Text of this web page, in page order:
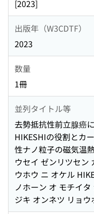
[2023]
出版年（W3CDTF）
2023
数量
1冊
並列タイトル等
去勢抵抗性前立腺癌
HIKESHIの役割とカ
性ナノ粒子の磁気温
ウセイ ゼンリツセン
ウホウ ニ オケル
ノホーン オ モチイ
ジキ オンネツ リョ